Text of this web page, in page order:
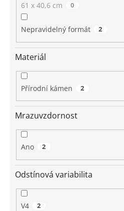
61 x 40,6 cm 0
Nepravidelný formát 2
Materiál
Přírodní kámen 2
Mrazuvzdornost
Ano 2
Odstínová variabilita
V4 2